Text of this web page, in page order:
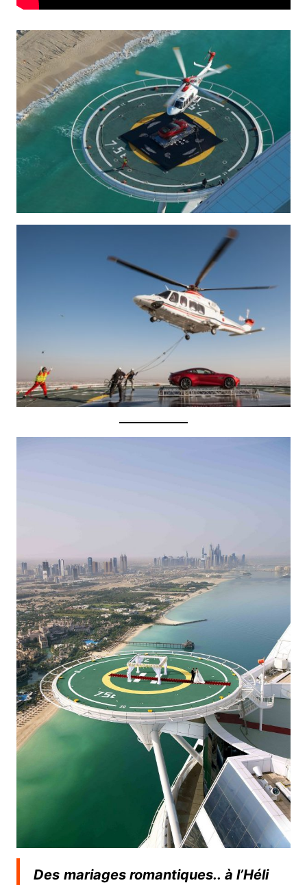
Des mariages romantiques.. à l’Héli